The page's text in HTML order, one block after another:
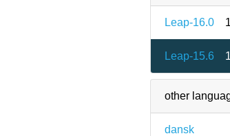
Leap-16.0
Leap-15.6
other
dansk